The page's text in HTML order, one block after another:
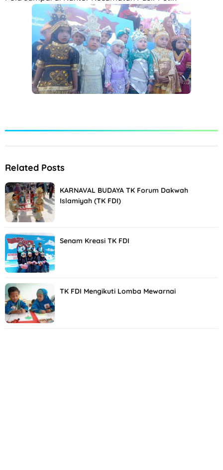
Related Posts
KARNAVAL BUDAYA TK Forum Dakwah
Islamiyah (TK FDI)
Senam Kreasi TK FDI
TK FDI Mengikuti Lomba Mewarnai